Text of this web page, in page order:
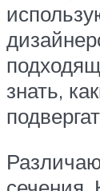
знать,